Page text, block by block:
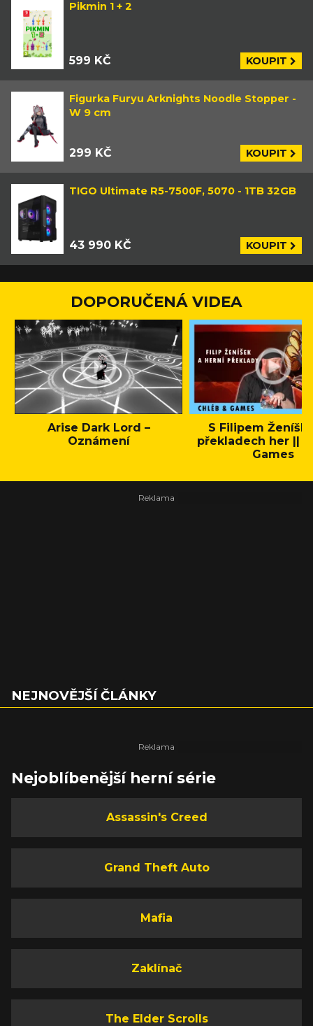
Pikmin 1 + 2
599 KČ KOUPIT
Figurka Furyu Arknights Noodle Stopper -
W 9 cm
299 KČ KOUPIT
TIGO Ultimate R5-7500F, 5070 - 1TB 32GB
43 990 KČ KOUPIT
DOPORUČENÁ VIDEA
Arise Dark Lord –
Oznámení
S Filipem
překladech her ||
Games
NEJNOVĚJŠÍ ČLÁNKY
Nejoblíbenější herní série
Assassin's Creed
Grand Theft Auto
Mafia
Zaklínač
The Elder Scrolls